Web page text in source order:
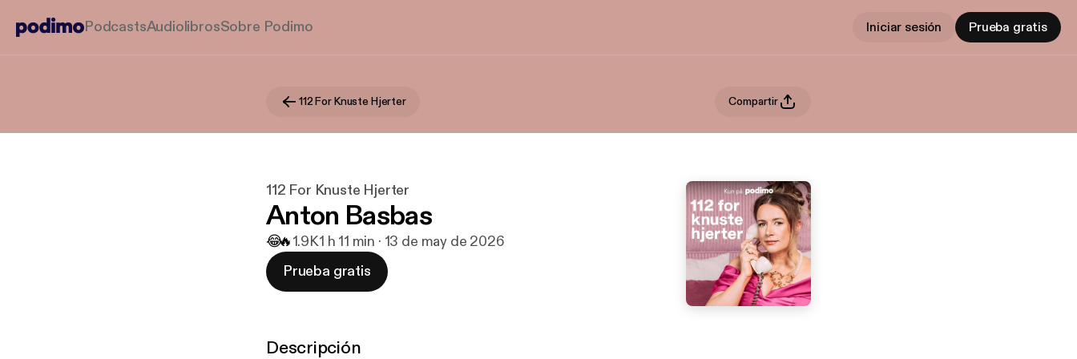
PodcastsAudiolibrosSobre Podimo Iniciar sesión Prueba gratis
112 For Knuste Hjerter Compartir
112 For Knuste Hjerter
Anton Basbas
😂🔥1.9K1 h 11 min · 13 de may de 2026
Prueba gratis
Descripción